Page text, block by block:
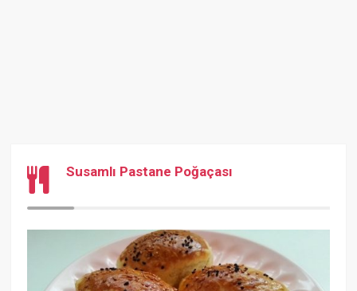
Susamlı Pastane Poğaçası